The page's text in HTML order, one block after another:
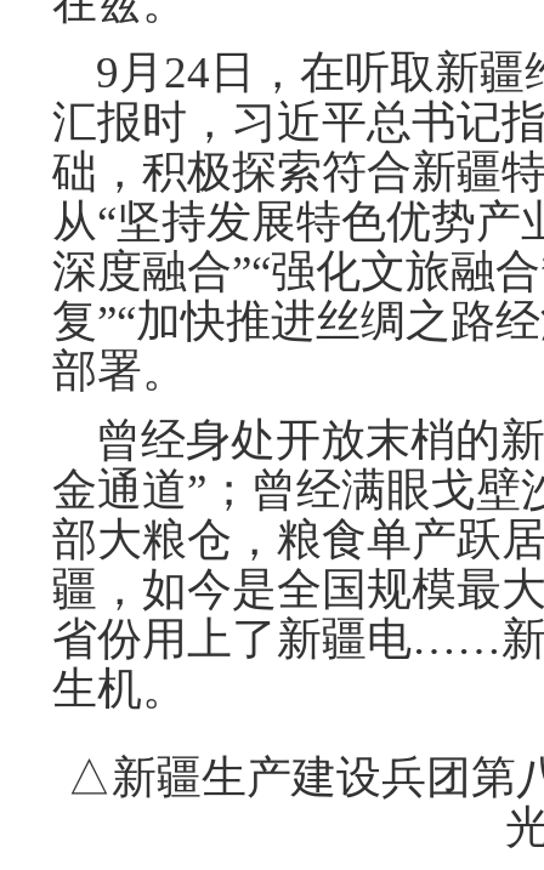
9月24日，在听取新疆
汇报时，习近平总书记
础，积极探索符合新疆
从“坚持发展特色优势产
深度融合”“强化文旅融
复”“加快推进丝绸之路
部署。
曾经身处开放末梢的
金通道”；曾经满眼戈
部大粮仓，粮食单产跃
疆，如今是全国规模最
省份用上了新疆电……
生机。
△新疆生产建设兵团第